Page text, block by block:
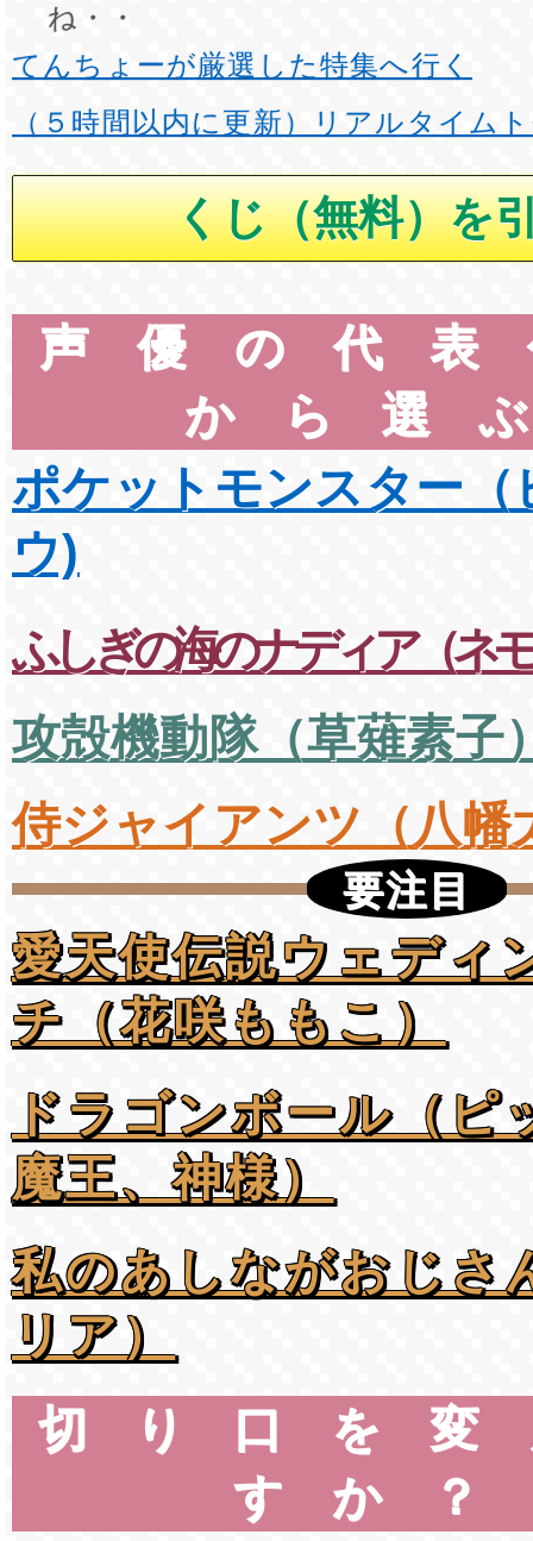
ね・・
てんちょーが厳選した特集へ行く
（５時間以内に更新）リアルタイム
声優の代
から選
ポケットモンスター（
ウ)
ふしぎの海のナディア（ネ
攻殻機動隊（草薙素子
侍ジャイアンツ（八幡
要注目
愛天使伝説ウェディ
チ（花咲ももこ）
ドラゴンボール（ピ
魔王、神様）
私のあしながおじさ
リア）
切り口を
すか？